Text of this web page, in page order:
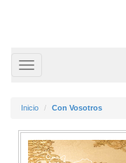
Toggle
navigation
Inicio Con Vosotros